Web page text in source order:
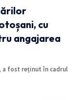
cu
angajarea
a fost reținut în cadrul